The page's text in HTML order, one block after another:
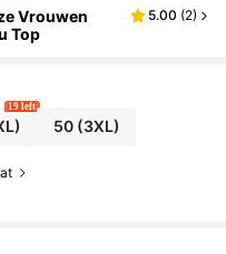
Vrouwen
Top
5.00 (2)
19 left
50(3XL)